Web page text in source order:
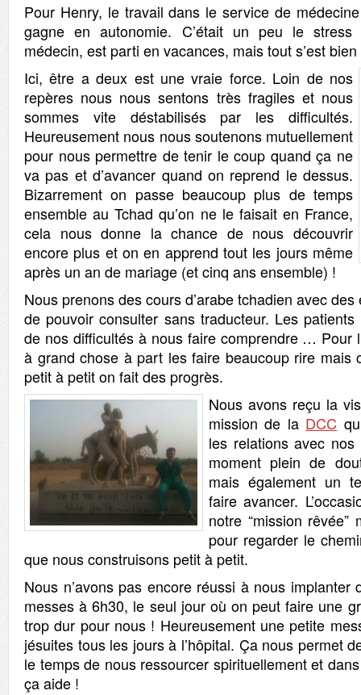
Pour Henry, le travail dans le service de
gagne en autonomie. C’était un peu le stress
médecin, est parti en vacances, mais tout s’est
Ici, être a deux est une vraie force. Loin de nos
repères nous nous sentons très fragiles et nous
sommes vite déstabilisés par les difficultés.
Heureusement nous nous soutenons mutuellement
pour nous permettre de tenir le coup quand ça ne
va pas et d’avancer quand on reprend le dessus.
Bizarrement on passe beaucoup plus de temps
ensemble au Tchad qu’on ne le faisait en France,
cela nous donne la chance de nous découvrir
encore plus et on en apprend tout les jours même
après un an de mariage (et cinq ans ensemble) !
Nous prenons des cours d’arabe tchadien avec
de pouvoir consulter sans traducteur. Les
de nos difficultés à nous faire comprendre … Pour
à grand chose à part les faire beaucoup rire mais
petit à petit on fait des progrès.
Nous avons reçu la
mission de la DCC
les relations avec nos
moment plein de
mais également un
faire avancer.
notre “mission rêvée”
pour regarder le
que nous construisons petit à petit.
Nous n’avons pas encore réussi à nous implanter
messes à 6h30, le seul jour où on peut faire une
trop dur pour nous ! Heureusement une petite
jésuites tous les jours à l’hôpital. Ça nous permet
le temps de nous ressourcer spirituellement et
ça aide !